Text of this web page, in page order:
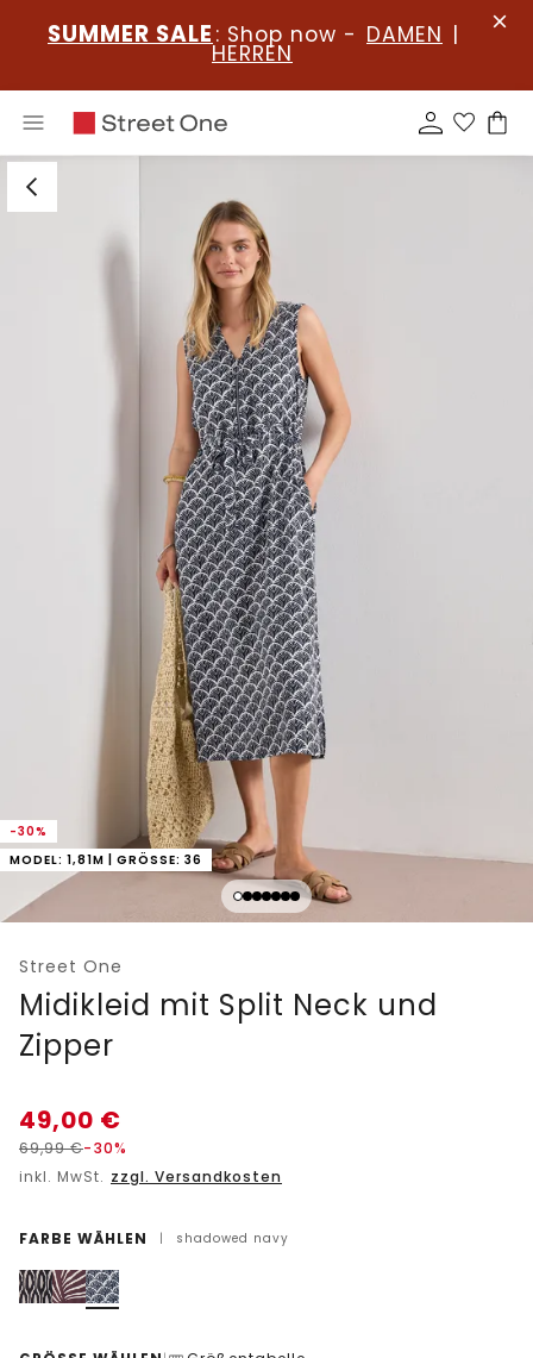
SUMMER SALE : Shop now - DAMEN |
HERREN
-30%
MODEL: 1,81M | GRÖSSE: 36
Street One
Midikleid mit Split Neck und
Zipper
49,00 €
69,99€-30%
inkl. MwSt. zzgl. Versandkosten
FARBE WÄHLEN | shadowed navy